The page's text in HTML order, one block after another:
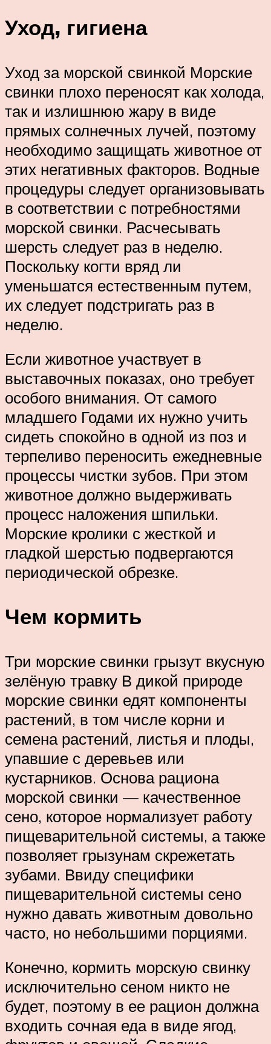
Уход, гигиена
Уход за морской свинкой Морские
свинки плохо переносят как холода,
так и излишнюю жару в виде
прямых солнечных лучей, поэтому
необходимо защищать животное от
этих негативных факторов. Водные
процедуры следует организовывать
в соответствии с потребностями
морской свинки. Расчесывать
шерсть следует раз в неделю.
Поскольку когти вряд ли
уменьшатся естественным путем,
их следует подстригать раз в
неделю.
Если животное участвует в
выставочных показах, оно требует
особого внимания. От самого
младшего Годами их нужно учить
сидеть спокойно в одной из поз и
терпеливо переносить ежедневные
процессы чистки зубов. При этом
животное должно выдерживать
процесс наложения шпильки.
Морские кролики с жесткой и
гладкой шерстью подвергаются
периодической обрезке.
Чем кормить
Три морские свинки грызут вкусную
зелёную травку В дикой природе
морские свинки едят компоненты
растений, в том числе корни и
семена растений, листья и плоды,
упавшие с деревьев или
кустарников. Основа рациона
морской свинки — качественное
сено, которое нормализует работу
пищеварительной системы, а также
позволяет грызунам скрежетать
зубами. Ввиду специфики
пищеварительной системы сено
нужно давать животным довольно
часто, но небольшими порциями.
Конечно, кормить морскую свинку
исключительно сеном никто не
будет, поэтому в ее рацион должна
входить сочная еда в виде ягод,